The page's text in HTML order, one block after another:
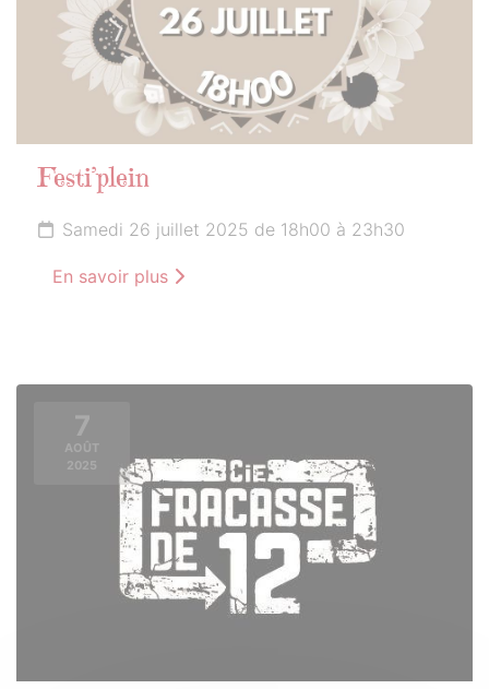
Festi’plein
Samedi 26 juillet 2025 de 18h00 à 23h30
En savoir plus
7
AOÛT
2025